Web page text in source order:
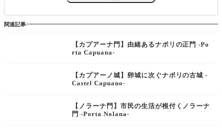
関連記事
【カプアーナ門】由緒あるナポリの正門 -Po
rta Capuana-
【カプアーノ城】卵城に次ぐナポリの古城 -
Castel Capuano-
【ノラーナ門】市民の生活が根付くノラーナ
門 -Porta Nolana-